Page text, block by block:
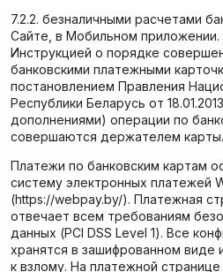
7.2.2. безналичными расчетами
Сайте, в Мобильном приложении.
Инструкцией о порядке
банковскими платежными
постановлением Правления
Республики Беларусь от
дополнениями) операции по
совершаются держателем карты.
Платежи по банковским картам
систему электронных платежей
(https://webpay.by/). Платежная
отвечает всем требованиям
данных (PCI DSS Level 1). Все
хранятся в зашифрованном виде
к взлому. На платежной